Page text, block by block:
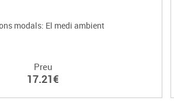
modals: El medi ambient
Preu
17.21€